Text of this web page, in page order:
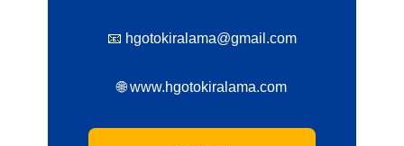
📧 hgotokiralama@gmail.com
🌐 www.hgotokiralama.com